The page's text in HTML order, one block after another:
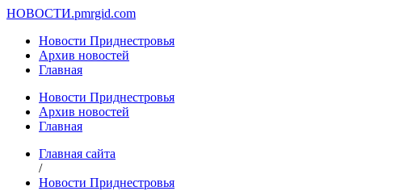
НОВОСТИ.pmrgid.com
Новости Приднестровья
Архив новостей
Главная
Новости Приднестровья
Архив новостей
Главная
Главная сайта
/
Новости Приднестровья